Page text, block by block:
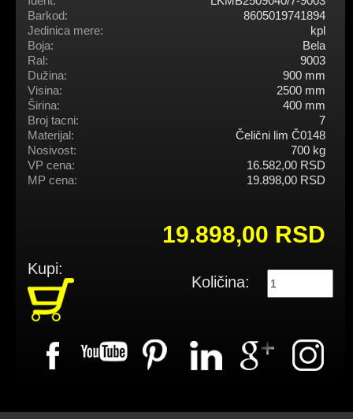
Barkod:
8605019741894
Jedinica mere:
kpl
Boja:
Bela
Ral:
9003
Dužina:
900 mm
Visina:
2500 mm
Širina:
400 mm
Broj tacni:
7
Materijal:
Čelični lim Č0148
Nosivost:
700 kg
VP cena:
16.582,00 RSD
MP cena:
19.898,00 RSD
19.898,00 RSD
Kupi:
Količina: